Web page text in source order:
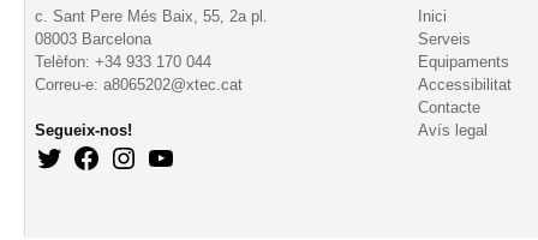
c. Sant Pere Més Baix, 55, 2a pl.
08003 Barcelona
Telèfon: +34 933 170 044
Correu-e: a8065202@xtec.cat
Segueix-nos!
Inici
Serveis
Equipaments
Accessibilitat
Contacte
Avís legal